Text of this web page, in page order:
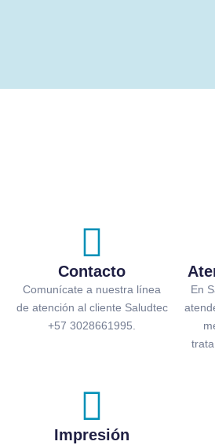
Contacto
Comunícate a nuestra línea
de atención al cliente Saludtec
+57 3028661995.
En
Impresión